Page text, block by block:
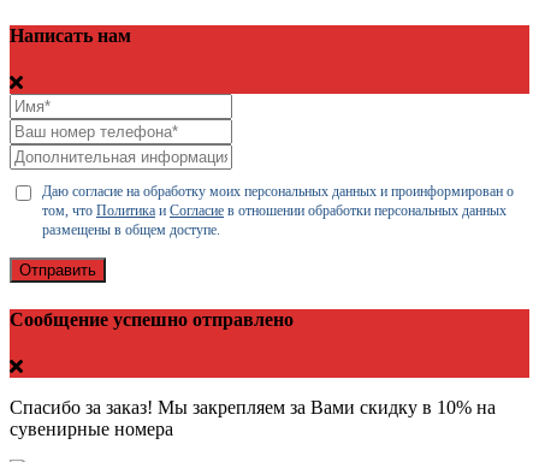
Написать нам
Даю согласие на обработку моих персональных данных и проинформирован о
том, что Политика и Согласие в отношении обработки персональных данных
размещены в общем доступе.
Отправить
Сообщение успешно отправлено
Спасибо за заказ! Мы закрепляем за Вами скидку в 10% на
сувенирные номера